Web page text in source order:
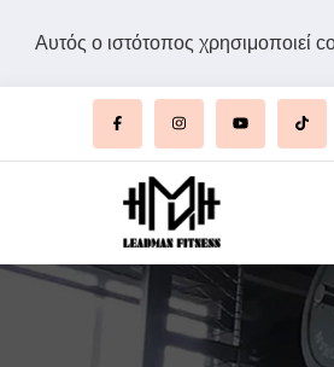
Αυτός ο ιστότοπος χρησιμοποιεί